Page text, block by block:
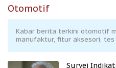
Otomotif
Kabar berita terkini otomotif
manufaktur, fitur aksesori,
Survei